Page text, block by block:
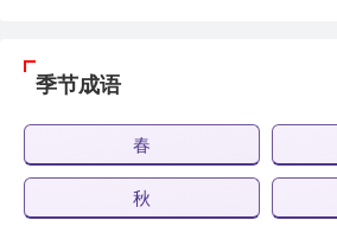
季节成语
春
秋